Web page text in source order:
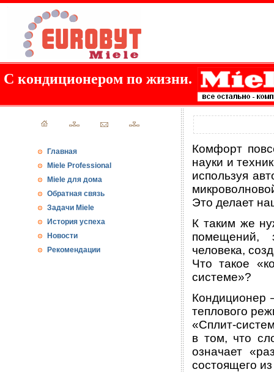
С кондиционером по жизни.
Главная
Miele Professional
Miele для дома
Обратная связь
Задачи Miele
История успеха
Новости
Рекомендации
Комфорт
науки и
используя
Это делает
К таким же
помещений,
человека,
Что такое
системе»?
Кондиционер
теплового
«Сплит-
в том, что
означает
состоящего